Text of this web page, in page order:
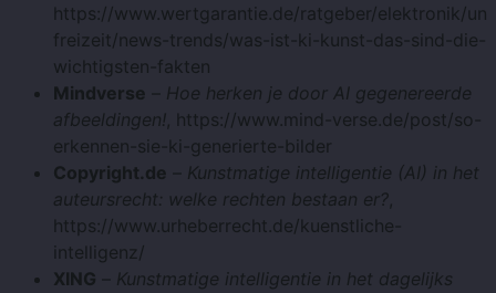
https://www.wertgarantie.de/ratgeber/elektronik/
freizeit/news-trends/was-ist-ki-kunst-das-sind-die-
wichtigsten-fakten
Mindverse
Hoe herken je door AI gegenereerde
afbeeldingen!, https://www.mind-verse.de/post/so-
erkennen-sie-ki-generierte-bilder
Copyright.de
Kunstmatige intelligentie (AI) in het
auteursrecht: welke rechten bestaan ​​er?,
https://www.urheberrecht.de/kuenstliche-
intelligenz/
XING
Kunstmatige intelligentie in het dagelijks